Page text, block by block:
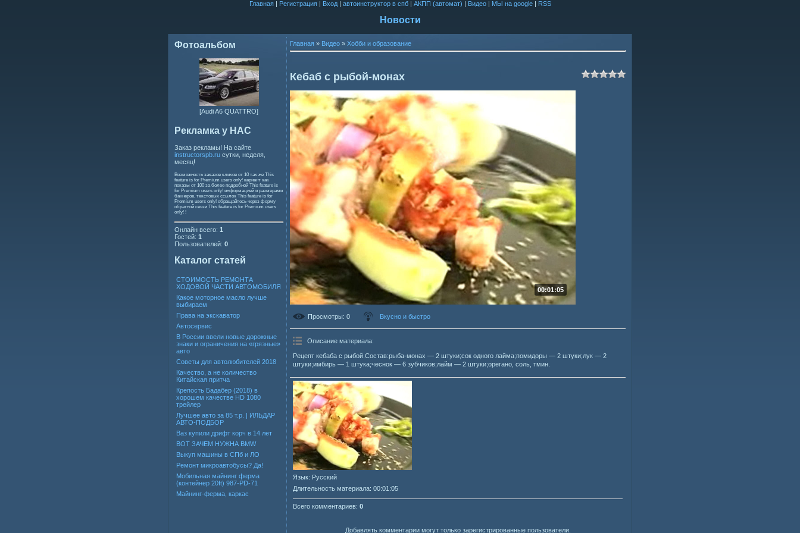
Главная| Регистрация| Вход| автоинструктор в спб| АКПП (автомат) | Видео| МЫ на google| RSS
Новости
Фотоальбом
[Audi A6 QUATTRO]
Рекламка у НАС
Заказ рекламы! На сайте
instructorspb.ru сутки, неделя,
месяц!
Возможность заказов кликов от 10 так же This
feature is for Premium users only! вариант как
показы от 100 за более подробной This feature is
for Premium users only! информацией и размерами
баннеров, текстовых ссылок This feature is for
Premium users only! обращайтесь через форму
обратной связи This feature is for Premium users
only! !
Онлайн всего: 1
Гостей: 1
Пользователей: 0
Каталог статей
СТОИМОСТЬ РЕМОНТА
ХОДОВОЙ ЧАСТИ АВТОМОБИЛЯ
Какое моторное масло лучше
выбираем
Права на экскаватор
Автосервис
В России ввели новые дорожные
знаки и ограничения на «грязные»
авто
Советы для автолюбителей 2018
Качество, а не количество
Китайская притча
Крепость Бадабер (2018) в
хорошем качестве HD 1080
трейлер
Лучшее авто за 85 т.р. | ИЛЬДАР
АВТО-ПОДБОР
Ваз купили дрифт корч в 14 лет
ВОТ ЗАЧЕМ НУЖНА BMW
Выкуп машины в СПб и ЛО
Ремонт микроавтобусы? Да!
Мобильная майнинг ферма
(контейнер 20ft) 987-PD-71
Майнинг-ферма, каркас
Главная » Видео » Хобби и образование
Кебаб с рыбой-монах
00:01:05
Просмотры: 0 Вкусно и быстро
Описание материала:
Рецепт кебаба с рыбой.Состав:рыба-монах — 2 штуки;сок одного лайма;помидоры — 2 штуки;лук — 2
штуки;имбирь — 1 штука;чеснок — 6 зубчиков;лайм — 2 штуки;орегано, соль, тмин.
Язык: Русский
Длительность материала: 00:01:05
Всего комментариев: 0
Добавлять комментарии могут только зарегистрированные пользователи.